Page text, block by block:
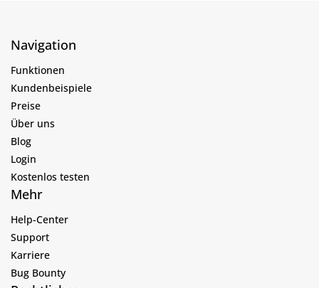
Navigation
Funktionen
Kundenbeispiele
Preise
Über uns
Blog
Login
Kostenlos testen
Mehr
Help-Center
Support
Karriere
Bug Bounty